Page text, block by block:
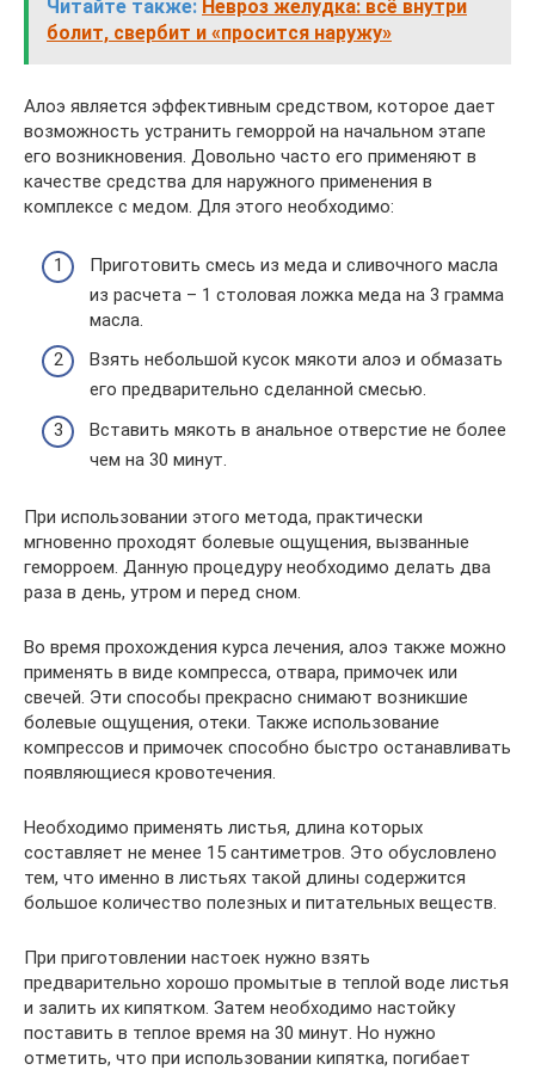
Читайте также: Невроз желудка: всё внутри
болит, свербит и «просится наружу»
Алоэ является эффективным средством, которое дает
возможность устранить геморрой на начальном этапе
его возникновения. Довольно часто его применяют в
качестве средства для наружного применения в
комплексе с медом. Для этого необходимо:
Приготовить смесь из меда и сливочного масла
из расчета – 1 столовая ложка меда на 3 грамма
масла.
Взять небольшой кусок мякоти алоэ и обмазать
его предварительно сделанной смесью.
Вставить мякоть в анальное отверстие не более
чем на 30 минут.
При использовании этого метода, практически
мгновенно проходят болевые ощущения, вызванные
геморроем. Данную процедуру необходимо делать два
раза в день, утром и перед сном.
Во время прохождения курса лечения, алоэ также можно
применять в виде компресса, отвара, примочек или
свечей. Эти способы прекрасно снимают возникшие
болевые ощущения, отеки. Также использование
компрессов и примочек способно быстро останавливать
появляющиеся кровотечения.
Необходимо применять листья, длина которых
составляет не менее 15 сантиметров. Это обусловлено
тем, что именно в листьях такой длины содержится
большое количество полезных и питательных веществ.
При приготовлении настоек нужно взять
предварительно хорошо промытые в теплой воде листья
и залить их кипятком. Затем необходимо настойку
поставить в теплое время на 30 минут. Но нужно
отметить, что при использовании кипятка, погибает